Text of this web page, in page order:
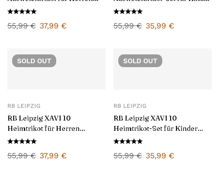
2024/25
55,99€ 37,99 €
2024/25
55,99€ 35,99 €
SOLD OUT
RB LEIPZIG
RB Leipzig XAVI 10
Heimtrikot für Herren
2024/25
55,99€ 37,99 €
SOLD OUT
RB LEIPZIG
RB Leipzig XAVI 10
Heimtrikot-Set für Kinder
2024/25
55,99€ 35,99 €